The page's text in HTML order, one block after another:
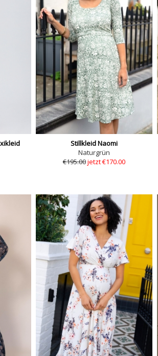
Stillkleid Naomi
Naturgrün
€195.00jetzt €170.00